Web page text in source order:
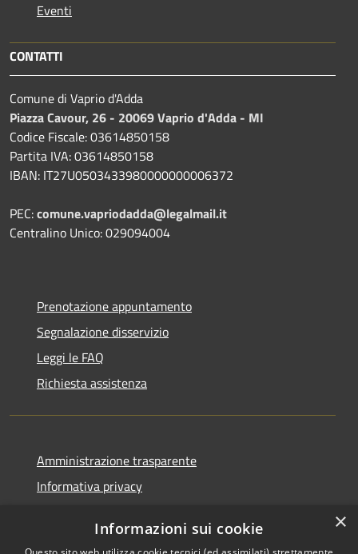
Eventi
CONTATTI
Comune di Vaprio d'Adda
Piazza Cavour, 26 - 20069 Vaprio d'Adda - MI
Codice Fiscale: 03614850158
Partita IVA: 03614850158
IBAN: IT27U0503433980000000006372
PEC:comune.vapriodadda@legalmail.it
Centralino Unico: 029094004
Prenotazione appuntamento
Segnalazione disservizio
Leggi le FAQ
Richiesta assistenza
Amministrazione trasparente
Informativa privacy
Dichiarazione di accessibilità
×
Informazioni sui cookie